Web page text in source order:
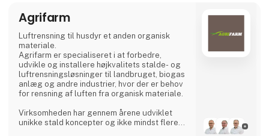
Agrifarm
Luftrensning til husdyr et anden organisk
materiale.
Agrifarm er specialiseret i at forbedre,
udvikle og installere højkvalitets stalde- og
luftrensningsløsninger til landbruget, biogas
anlæg og andre industrier, hvor der er behov
for rensning af luften fra organisk materiale.
Virksomheden har gennem årene udviklet
unikke stald koncepter og ikke mindst flere